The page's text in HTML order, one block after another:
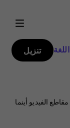
تنزيل
الفيديو أينما